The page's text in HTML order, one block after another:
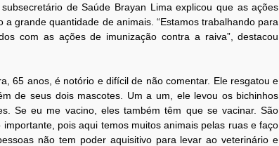
de Saúde Brayan Lima explicou que as ações
grande quantidade de animais. “Estamos trabalhando para
com as ações de imunização contra a raiva”, destacou
65 anos, é notório e difícil de não comentar. Ele resgatou e
de seus dois mascotes. Um a um, ele levou os bichinhos
Se eu me vacino, eles também têm que se vacinar. São
pois aqui temos muitos animais pelas ruas e faço
não tem poder aquisitivo para levar ao veterinário e